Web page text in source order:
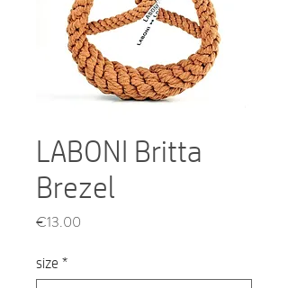
LABONI Britta
Brezel
€13.00
size *